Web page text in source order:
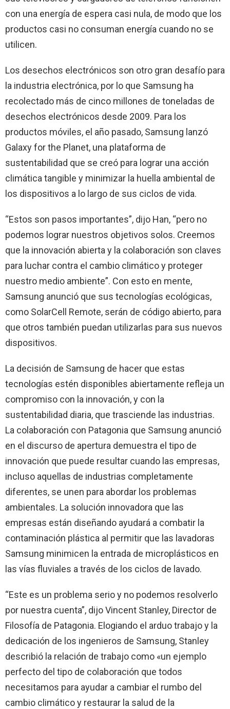
con una energía de espera casi nula, de modo que los
productos casi no consuman energía cuando no se
utilicen.
Los desechos electrónicos son otro gran desafío para
la industria electrónica, por lo que Samsung ha
recolectado más de cinco millones de toneladas de
desechos electrónicos desde 2009. Para los
productos móviles, el año pasado, Samsung lanzó
Galaxy for the Planet, una plataforma de
sustentabilidad que se creó para lograr una acción
climática tangible y minimizar la huella ambiental de
los dispositivos a lo largo de sus ciclos de vida.
“Estos son pasos importantes”, dijo Han, “pero no
podemos lograr nuestros objetivos solos. Creemos
que la innovación abierta y la colaboración son claves
para luchar contra el cambio climático y proteger
nuestro medio ambiente”. Con esto en mente,
Samsung anunció que sus tecnologías ecológicas,
como SolarCell Remote, serán de código abierto, para
que otros también puedan utilizarlas para sus nuevos
dispositivos.
La decisión de Samsung de hacer que estas
tecnologías estén disponibles abiertamente refleja un
compromiso con la innovación, y con la
sustentabilidad diaria, que trasciende las industrias.
La colaboración con Patagonia que Samsung anunció
en el discurso de apertura demuestra el tipo de
innovación que puede resultar cuando las empresas,
incluso aquellas de industrias completamente
diferentes, se unen para abordar los problemas
ambientales. La solución innovadora que las
empresas están diseñando ayudará a combatir la
contaminación plástica al permitir que las lavadoras
Samsung minimicen la entrada de microplásticos en
las vías fluviales a través de los ciclos de lavado.
“Este es un problema serio y no podemos resolverlo
por nuestra cuenta”, dijo Vincent Stanley, Director de
Filosofía de Patagonia. Elogiando el arduo trabajo y la
dedicación de los ingenieros de Samsung, Stanley
describió la relación de trabajo como «un ejemplo
perfecto del tipo de colaboración que todos
necesitamos para ayudar a cambiar el rumbo del
cambio climático y restaurar la salud de la